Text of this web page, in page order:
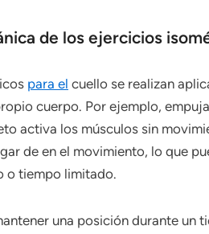
de los ejercicios
para el cuello se realizan
cuerpo. Por ejemplo,
activa los músculos sin
de en el movimiento, lo que
o tiempo limitado.
una posición durante un